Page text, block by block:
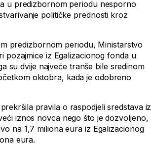
u predizbornom periodu nesporno
političke prednosti kroz
predizbornom periodu, Ministarstvo
pozajmice iz Egalizacionog fonda u
su dvije najveće tranše bile sredinom
oktobra, kada je odobreno
pravila o raspodjeli sredstava iz
iznos novca nego što je dozvoljeno,
na 1,7 miliona eura iz Egalizacionog
eura.